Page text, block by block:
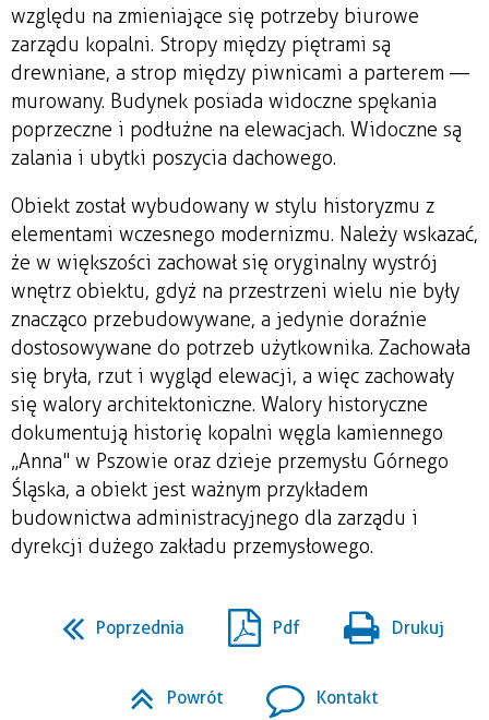
względu na zmieniające się potrzeby biurowe
zarządu kopalni. Stropy między piętrami są
drewniane, a strop między piwnicami a parterem —
murowany. Budynek posiada widoczne spękania
poprzeczne i podłużne na elewacjach. Widoczne są
zalania i ubytki poszycia dachowego.
Obiekt został wybudowany w stylu historyzmu z
elementami wczesnego modernizmu. Należy wskazać,
że w większości zachował się oryginalny wystrój
wnętrz obiektu, gdyż na przestrzeni wielu nie były
znacząco przebudowywane, a jedynie doraźnie
dostosowywane do potrzeb użytkownika. Zachowała
się bryła, rzut i wygląd elewacji, a więc zachowały
się walory architektoniczne. Walory historyczne
dokumentują historię kopalni węgla kamiennego
„Anna" w Pszowie oraz dzieje przemysłu Górnego
Śląska, a obiekt jest ważnym przykładem
budownictwa administracyjnego dla zarządu i
dyrekcji dużego zakładu przemysłowego.
Poprzednia Pdf Drukuj
Powrót Kontakt